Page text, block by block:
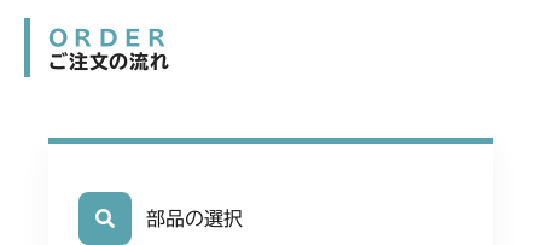
ミッション FIG6 ブレーキ
CM2203RC
ミッション FIG6 ブレーキ
CM2403HC/HCS
ORDER
ご注文の流れ
部品の選択